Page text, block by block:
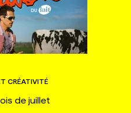
CRÉATIVITÉ
de juillet